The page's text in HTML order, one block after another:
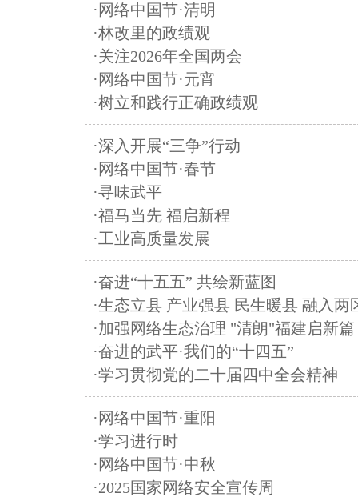
·网络中国节·清明
·林改里的政绩观
·关注2026年全国两会
·网络中国节·元宵
·树立和践行正确政绩观
·深入开展“三争”行动
·网络中国节·春节
·寻味武平
·福马当先 福启新程
·工业高质量发展
·奋进“十五五” 共绘新蓝图
·生态立县 产业强县 民生暖县 融入两
·加强网络生态治理 "清朗"福建启新篇
·奋进的武平·我们的“十四五”
·学习贯彻党的二十届四中全会精神
·网络中国节·重阳
·学习进行时
·网络中国节·中秋
·2025国家网络安全宣传周